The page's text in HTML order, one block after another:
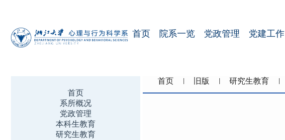
首页 院系一览 党政管理 党建工作
首页
系所概况
党政管理
本科生教育
研究生教育
首页 旧版 研究生教育